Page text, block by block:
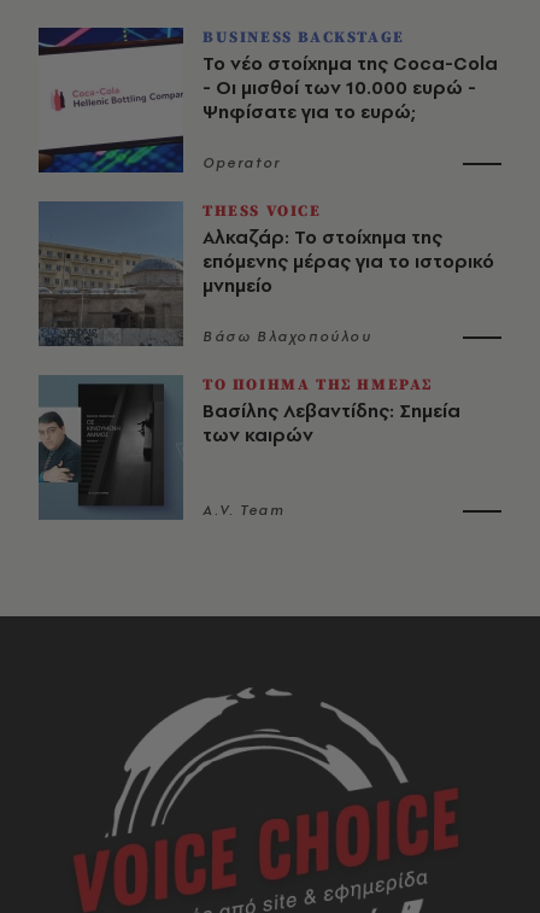
BUSINESS BACKSTAGE
Το νέο στοίχημα της Coca-Cola
- Οι μισθοί των 10.000 ευρώ -
Ψηφίσατε για το ευρώ;
Operator
THESS VOICE
Αλκαζάρ: Το στοίχημα της
επόμενης μέρας για το ιστορικό
μνημείο
Βάσω Βλαχοπούλου
ΤΟ ΠΟΙΗΜΑ ΤΗΣ ΗΜΕΡΑΣ
Βασίλης Λεβαντίδης: Σημεία
των καιρών
A.V. Team